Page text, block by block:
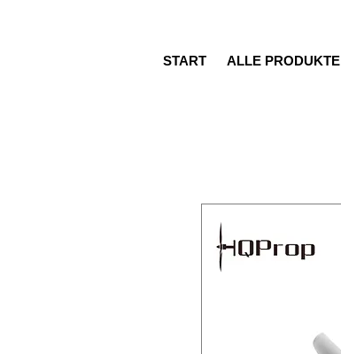
START ALLE PRODUKTE